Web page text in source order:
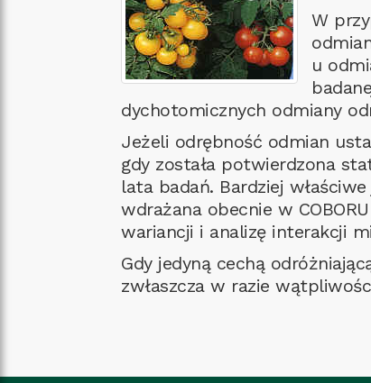
W
u
dychotomicznych odmiany
Jeżeli odrębność odmian
gdy została potwierdzona
lata badań. Bardziej
wdrażana obecnie w
wariancji i analizę interakcji
Gdy jedyną cechą
zwłaszcza w razie